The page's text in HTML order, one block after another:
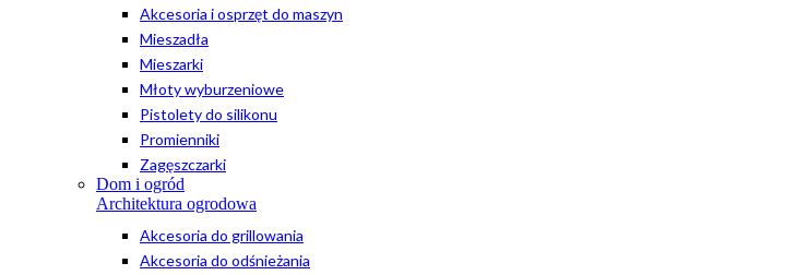
Akcesoria i osprzęt do maszyn
Mieszadła
Mieszarki
Młoty wyburzeniowe
Pistolety do silikonu
Promienniki
Zagęszczarki
Dom i ogród
Architektura ogrodowa
Akcesoria do grillowania
Akcesoria do odśnieżania